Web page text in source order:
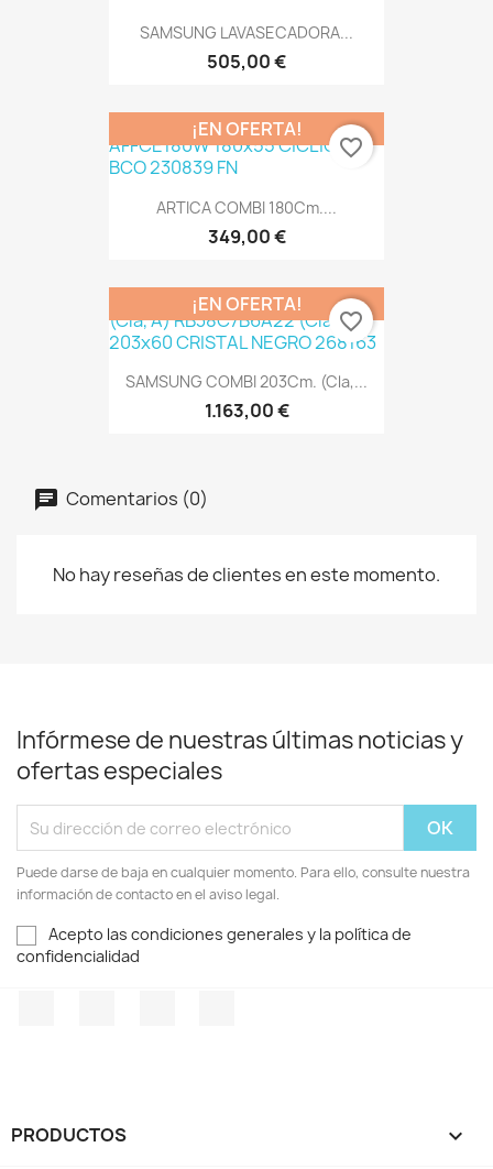
SAMSUNG LAVASECADORA...
505,00 €
ARTICA COMBI 180Cm....
349,00 €
¡EN OFERTA!
favorite_border
SAMSUNG COMBI 203Cm. (Cla,...
1.163,00 €
¡EN OFERTA!
favorite_border
Comentarios (0)
No hay reseñas de clientes en este momento.
Infórmese de nuestras últimas noticias y
ofertas especiales
Puede darse de baja en cualquier momento. Para ello, consulte nuestra
información de contacto en el aviso legal.
Acepto las condiciones generales y la política de
confidencialidad
PRODUCTOS 